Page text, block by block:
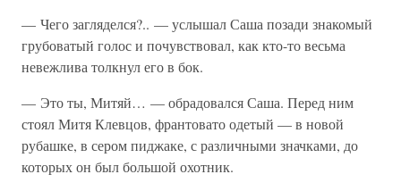
— Чего загляделся?.. — услышал Саша позади знакомый
грубоватый голос и почувствовал, как кто-то весьма
невежлива толкнул его в бок.
— Это ты, Митяй… — обрадовался Саша. Перед ним
стоял Митя Клевцов, франтовато одетый — в новой
рубашке, в сером пиджаке, с различными значками, до
которых он был большой охотник.